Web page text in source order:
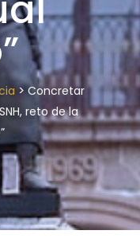
>Concretar
reto de la